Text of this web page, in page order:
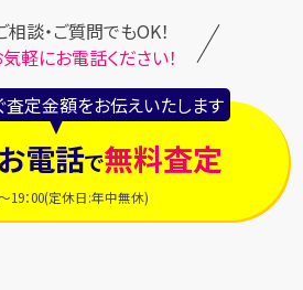
相談・ご質問でもOK！
軽にお電話ください！
査定金額をお伝えいたします
お電話で無料査定
～19：00(定休日:年中無休)